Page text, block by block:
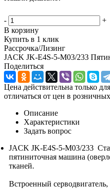
-
+
В корзину
Купить в 1 клик
Рассрочка/Лизинг
JACK JK-E4S-5-М03/233
Поделиться
Цена действительна только
отличаться от цен в
Описание
Характеристики
Задать вопрос
JACK JK-E4S-5-М03/233
пятиниточная машина
тканей.
Встроенный